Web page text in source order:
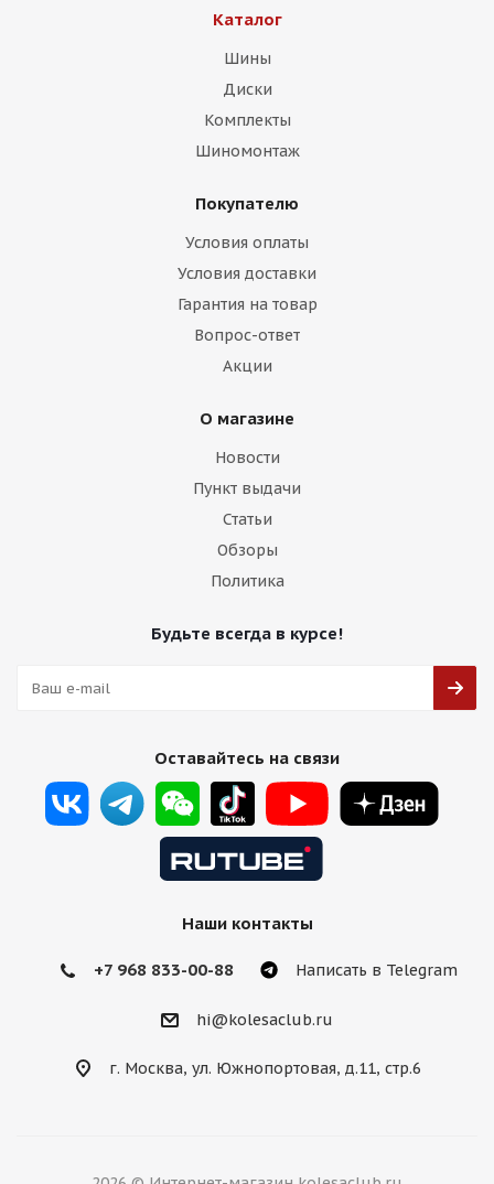
HMD 506 7,5j-17 5*114,3 ET38 d73,1 BML
Есть в наличии (8)
Подробнее
HMD 511 7,5j-17 5*114,3 ET38 d73,1 HB
Каталог
Шины
Диски
Комплекты
Шиномонтаж
Покупателю
Условия оплаты
Условия доставки
Гарантия на товар
Вопрос-ответ
Акции
О магазине
Новости
Пункт выдачи
Статьи
Обзоры
Политика
Будьте всегда в курсе!
Оставайтесь на связи
Наши контакты
+7 968 833-00-88 Написать в Telegram
hi@kolesaclub.ru
г. Москва, ул. Южнопортовая, д.11, стр.6